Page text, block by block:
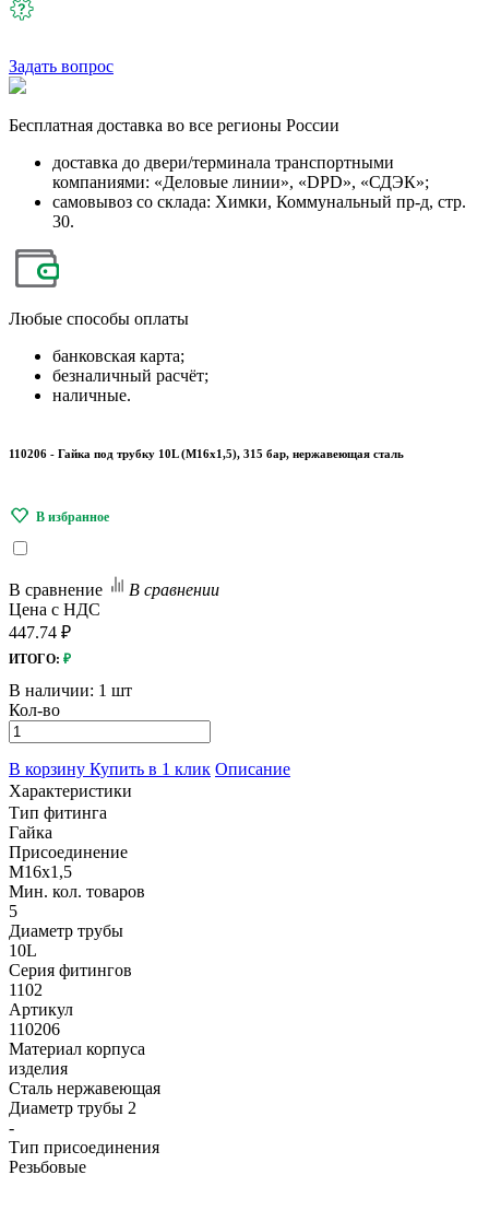
Задать вопрос
Бесплатная доставка во все регионы России
доставка до двери/терминала транспортными
компаниями: «Деловые линии», «DPD», «СДЭК»;
самовывоз со склада: Химки, Коммунальный пр-д, стр.
30.
Любые способы оплаты
банковская карта;
безналичный расчёт;
наличные.
110206 - Гайка под трубку 10L (М16х1,5), 315 бар, нержавеющая сталь
В сравнение
В сравнении
Цена с НДС
447.74 ₽
ИТОГО: ₽
В наличии: 1 шт
Кол-во
В корзину Купить в 1 клик Описание
Характеристики
Тип фитинга
Гайка
Присоединение
M16x1,5
Мин. кол. товаров
5
Диаметр трубы
10L
Серия фитингов
1102
Артикул
110206
Материал корпуса
изделия
Сталь нержавеющая
Диаметр трубы 2
-
Тип присоединения
Резьбовые